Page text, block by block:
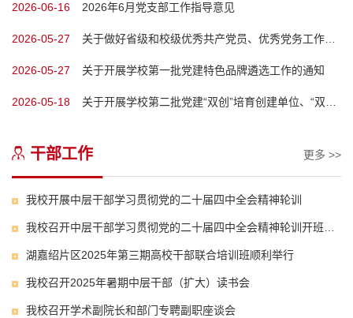
2026-06-16 2026年6月党支部工作指导意见
2026-05-27
2026-05-27 关于开展学校第一批党建特色品牌遴选工作的通知
2026-05-18
干部工作 更多 >>
我校开展中层干部学习贯彻党的二十届四中全会精神轮训
湖嘉绍片区2025年第三期高校干部联合培训班顺利举行
我校召开2025年暑期中层干部（扩大）读书会
我校召开学术副院长和部门专聘副职座谈会